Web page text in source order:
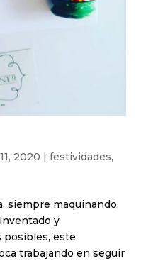
2020 festividades,
siempre maquinando,
y
este
trabajando en seguir